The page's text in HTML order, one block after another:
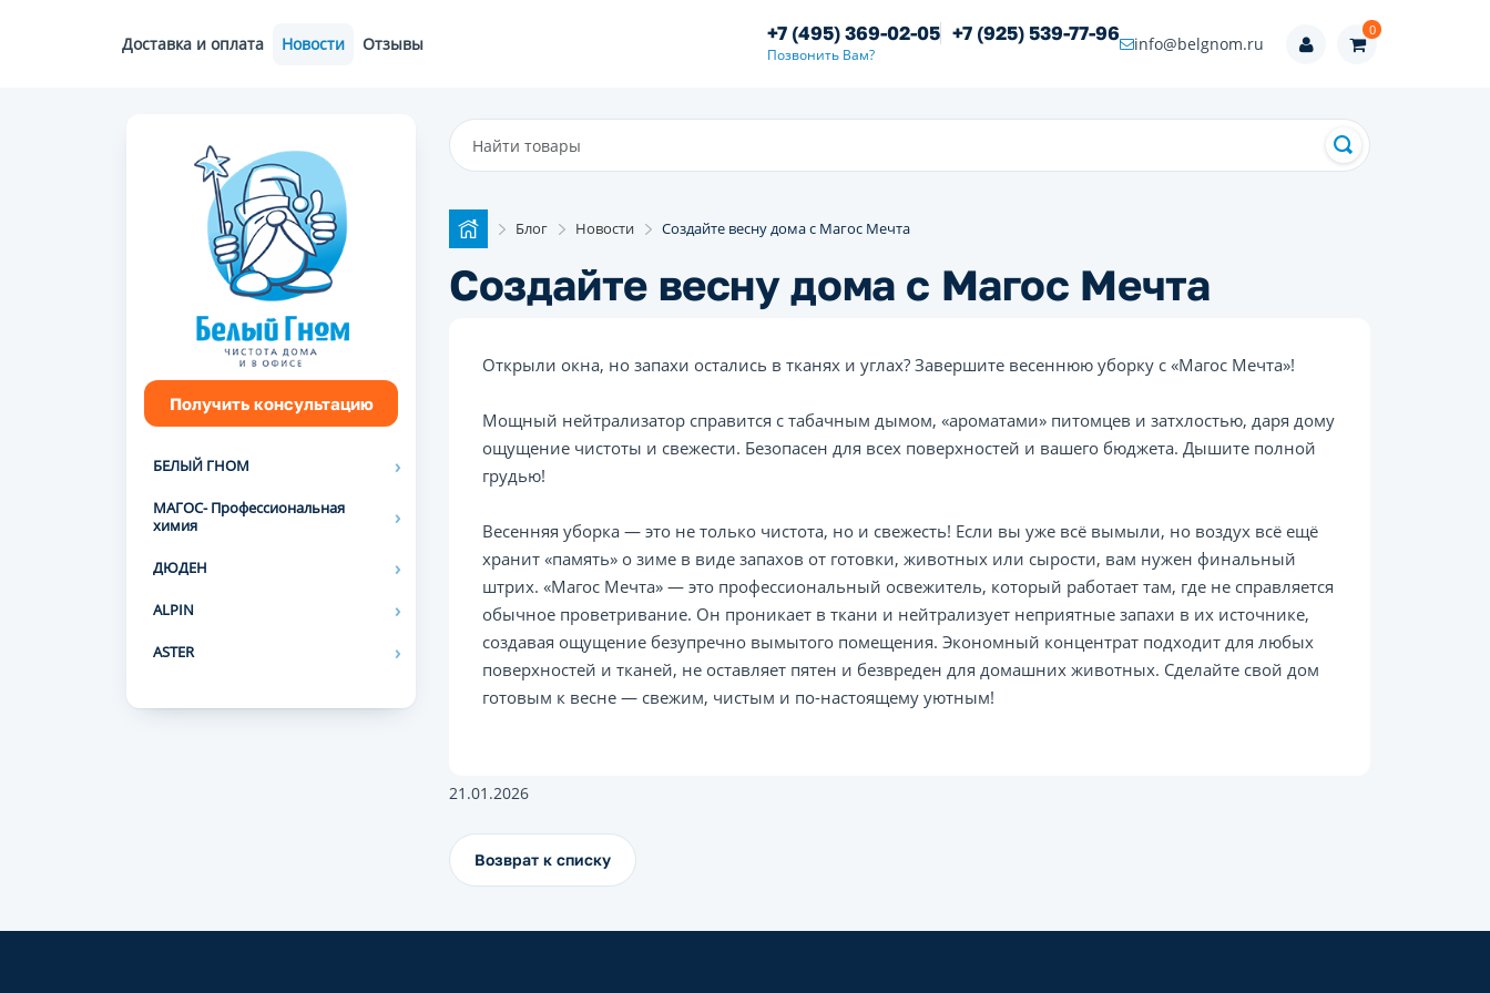
Доставка и оплата Новости Отзывы +7 (495) 369-02-05 +7 (925) 539-77-96
Позвонить Вам?
info@belgnom.ru
0
Получить консультацию
БЕЛЫЙ ГНОМ
МАГОС- Профессиональная
химия
ДЮДЕН
ALPIN
ASTER
Блог Новости Создайте весну дома с Магос Мечта
Создайте весну дома с Магос Мечта
Открыли окна, но запахи остались в тканях и углах? Завершите весеннюю уборку с «Магос Мечта»!
Мощный нейтрализатор справится с табачным дымом, «ароматами» питомцев и затхлостью, даря дому
ощущение чистоты и свежести. Безопасен для всех поверхностей и вашего бюджета. Дышите полной
грудью!
Весенняя уборка — это не только чистота, но и свежесть! Если вы уже всё вымыли, но воздух всё ещё
хранит «память» о зиме в виде запахов от готовки, животных или сырости, вам нужен финальный
штрих. «Магос Мечта» — это профессиональный освежитель, который работает там, где не справляется
обычное проветривание. Он проникает в ткани и нейтрализует неприятные запахи в их источнике,
создавая ощущение безупречно вымытого помещения. Экономный концентрат подходит для любых
поверхностей и тканей, не оставляет пятен и безвреден для домашних животных. Сделайте свой дом
готовым к весне — свежим, чистым и по-настоящему уютным!
21.01.2026
Возврат к списку